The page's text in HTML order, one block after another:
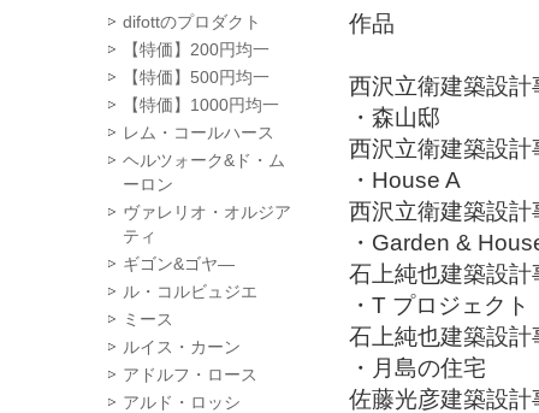
difottのプロダクト
【特価】200円均一
【特価】500円均一
【特価】1000円均一
レム・コールハース
ヘルツォーク&ド・ム
ーロン
ヴァレリオ・オルジア
ティ
ギゴン&ゴヤ―
ル・コルビュジエ
ミース
ルイス・カーン
アドルフ・ロース
アルド・ロッシ
作品
西沢立衛建築設計
・森山邸
西沢立衛建築設計
・House A
西沢立衛建築設計
・Garden &
石上純也建築設計
・T プロジェクト
石上純也建築設計
・月島の住宅
佐藤光彦建築設計